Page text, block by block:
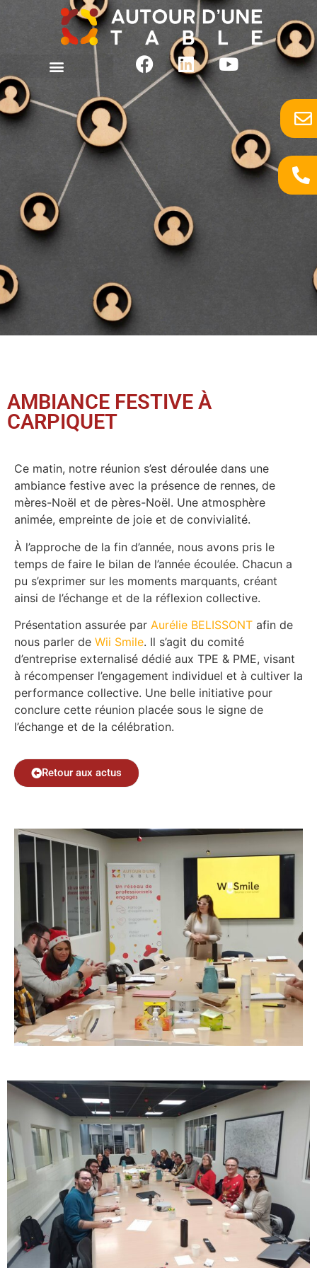
AMBIANCE FESTIVE À
CARPIQUET
Ce matin, notre réunion s’est déroulée dans une
ambiance festive avec la présence de rennes, de
mères-Noël et de pères-Noël. Une atmosphère
animée, empreinte de joie et de convivialité.
À l’approche de la fin d’année, nous avons pris le
temps de faire le bilan de l’année écoulée. Chacun a
pu s’exprimer sur les moments marquants, créant
ainsi de l’échange et de la réflexion collective.
Présentation assurée par Aurélie BELISSONT afin de
nous parler de Wii Smile. Il s’agit du comité
d’entreprise externalisé dédié aux TPE & PME, visant
à récompenser l’engagement individuel et à cultiver la
performance collective. Une belle initiative pour
conclure cette réunion placée sous le signe de
l’échange et de la célébration.
Retour aux actus